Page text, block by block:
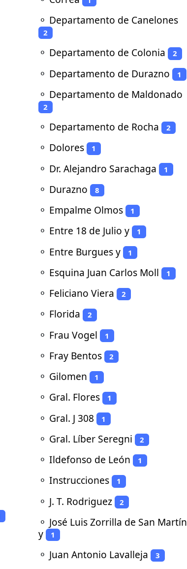
⚬ Departamento de Canelones
2
⚬ Departamento de Colonia 2
⚬ Departamento de Durazno 1
⚬ Departamento de Maldonado
2
⚬ Departamento de Rocha 2
⚬ Dolores 1
⚬ Dr. Alejandro Sarachaga 1
⚬ Durazno 8
⚬ Empalme Olmos 1
⚬ Entre 18 de Julio y 1
⚬ Entre Burgues y 1
⚬ Esquina Juan Carlos Moll 1
⚬ Feliciano Viera 2
⚬ Florida 2
⚬ Frau Vogel 1
⚬ Fray Bentos 2
⚬ Gilomen 1
⚬ Gral. Flores 1
⚬ Gral. J 308 1
⚬ Gral. Líber Seregni 2
⚬ Ildefonso de León 1
⚬ Instrucciones 1
⚬ J. T. Rodriguez 2
⚬ José Luis Zorrilla de San Martín
y
1
⚬ Juan Antonio Lavalleja 3